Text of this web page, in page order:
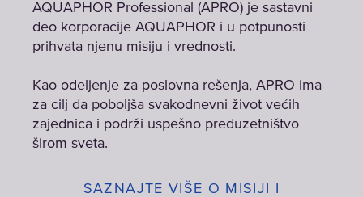
AQUAPHOR Professional (APRO) je sastavni
deo korporacije AQUAPHOR i u potpunosti
prihvata njenu misiju i vrednosti.
Kao odeljenje za poslovna rešenja, APRO ima
za cilj da poboljša svakodnevni život većih
zajednica i podrži uspešno preduzetništvo
širom sveta.
SAZNAJTE VIŠE O MISIJI I